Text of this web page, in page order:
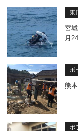
東
宮
月
ボ
熊
ボ